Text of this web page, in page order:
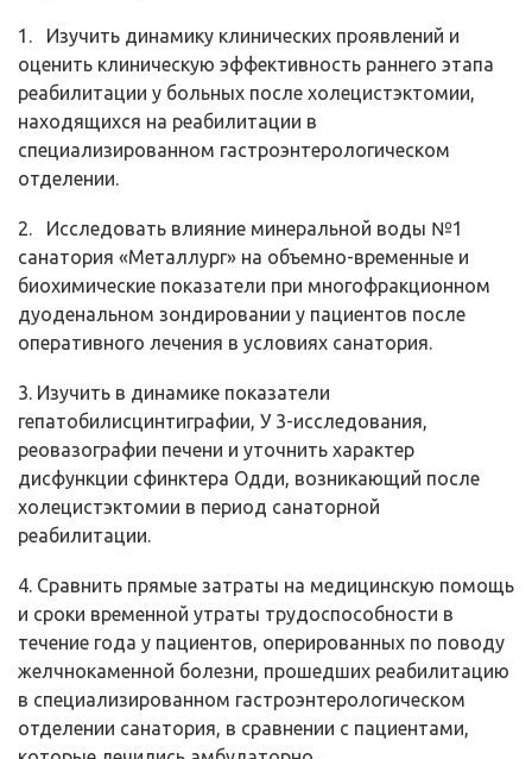
1. Изучить динамику клинических проявлений и
оценить клиническую эффективность раннего этапа
реабилитации у больных после холецистэктомии,
находящихся на реабилитации в
специализированном гастроэнтерологическом
отделении.
2. Исследовать влияние минеральной воды №1
санатория «Металлург» на объемно-временные и
биохимические показатели при многофракционном
дуоденальном зондировании у пациентов после
оперативного лечения в условиях санатория.
3. Изучить в динамике показатели
гепатобилисцинтиграфии, У 3-исследования,
реовазографии печени и уточнить характер
дисфункции сфинктера Одди, возникающий после
холецистэктомии в период санаторной
реабилитации.
4. Сравнить прямые затраты на медицинскую помощь
и сроки временной утраты трудоспособности в
течение года у пациентов, оперированных по поводу
желчнокаменной болезни, прошедших реабилитацию
в специализированном гастроэнтерологическом
отделении санатория, в сравнении с пациентами,